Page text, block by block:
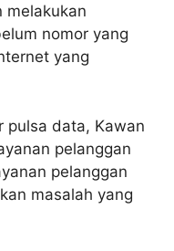
melakukan
nomor yang
yang
pulsa data, Kawan
pelanggan
pelanggan
masalah yang